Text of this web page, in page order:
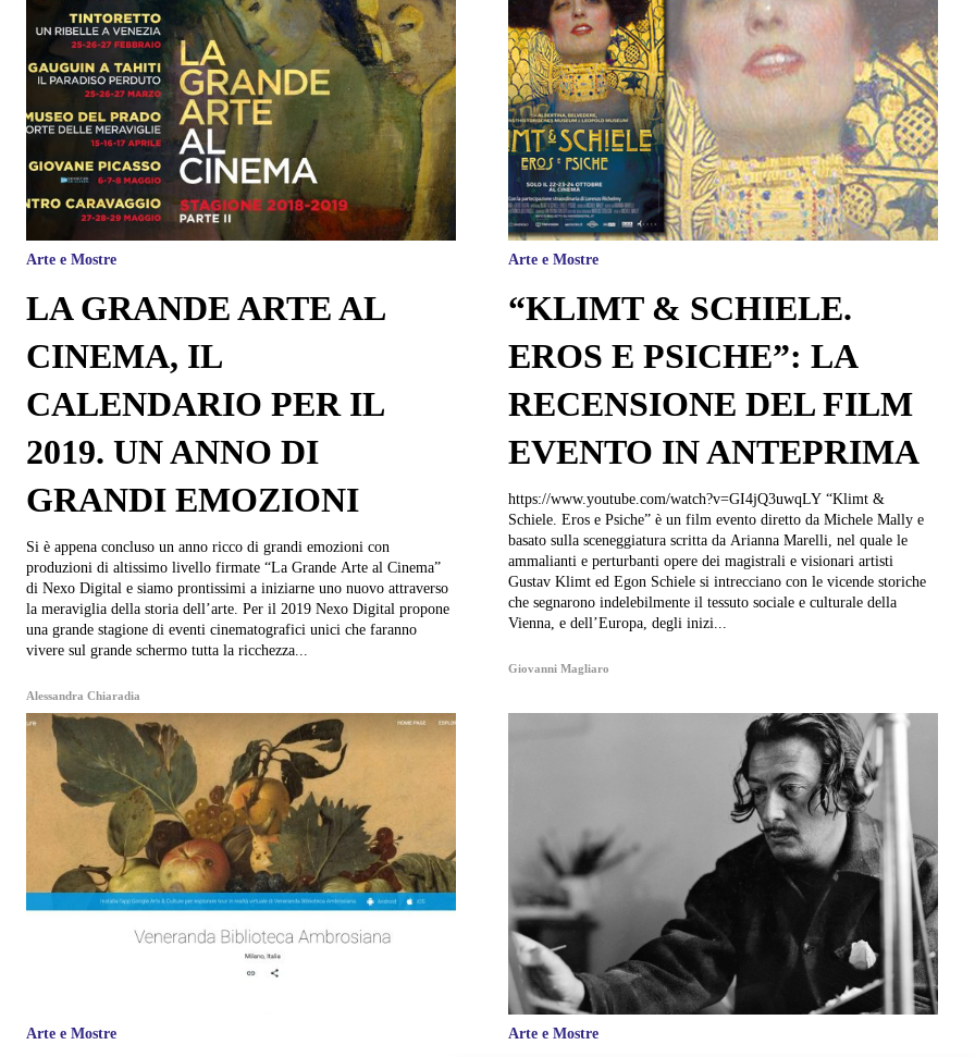
Arte e Mostre
LA GRANDE ARTE AL
CINEMA, IL
CALENDARIO PER IL
2019. UN ANNO DI
GRANDI EMOZIONI
Si è appena concluso un anno ricco di grandi emozioni con
produzioni di altissimo livello firmate “La Grande Arte al Cinema”
di Nexo Digital e siamo prontissimi a iniziarne uno nuovo attraverso
la meraviglia della storia dell’arte. Per il 2019 Nexo Digital propone
una grande stagione di eventi cinematografici unici che faranno
vivere sul grande schermo tutta la ricchezza...
Alessandra Chiaradia
Arte e Mostre
“KLIMT & SCHIELE.
EROS E PSICHE”: LA
RECENSIONE DEL FILM
EVENTO IN ANTEPRIMA
https://www.youtube.com/watch?v=GI4jQ3uwqLY “Klimt &
Schiele. Eros e Psiche” è un film evento diretto da Michele Mally e
basato sulla sceneggiatura scritta da Arianna Marelli, nel quale le
ammalianti e perturbanti opere dei magistrali e visionari artisti
Gustav Klimt ed Egon Schiele si intrecciano con le vicende storiche
che segnarono indelebilmente il tessuto sociale e culturale della
Vienna, e dell’Europa, degli inizi...
Giovanni Magliaro
Arte e Mostre Arte e Mostre